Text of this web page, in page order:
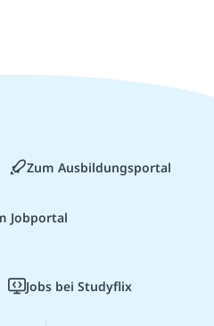
Zum Ausbildungsportal
Jobportal
Jobs bei Studyflix